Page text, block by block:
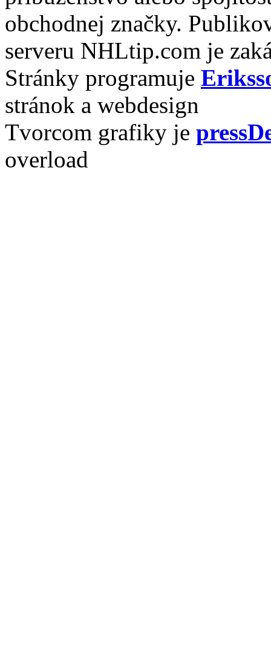
obchodnej značky.
serveru NHLtip.com je
Stránky programuje
stránok a webdesign
Tvorcom grafiky je
overload